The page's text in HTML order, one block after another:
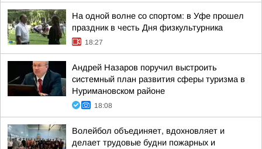
На одной волне со спортом: в Уфе прошел
праздник в честь Дня физкультурника
18:27
Андрей Назаров поручил выстроить
системный план развития сферы туризма в
Нуримановском районе
18:08
Волейбол объединяет, вдохновляет и
делает трудовые будни пожарных и